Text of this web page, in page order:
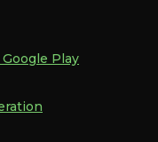
Play